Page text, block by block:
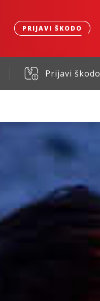
PRIJAVI ŠKODO
Prijavi škodo